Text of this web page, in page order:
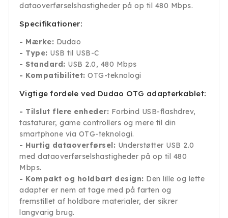
dataoverførselshastigheder på op til 480 Mbps.
Specifikationer:
- Mærke: Dudao
- Type: USB til USB-C
- Standard: USB 2.0, 480 Mbps
- Kompatibilitet: OTG-teknologi
Vigtige fordele ved Dudao OTG adapterkablet:
- Tilslut flere enheder: Forbind USB-flashdrev,
tastaturer, game controllers og mere til din
smartphone via OTG-teknologi.
- Hurtig dataoverførsel: Understøtter USB 2.0
med dataoverførselshastigheder på op til 480
Mbps.
- Kompakt og holdbart design: Den lille og lette
adapter er nem at tage med på farten og
fremstillet af holdbare materialer, der sikrer
langvarig brug.